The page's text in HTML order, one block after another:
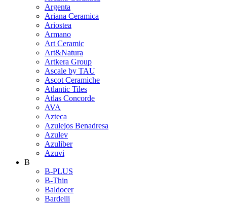
Argenta
Ariana Ceramica
Ariostea
Armano
Art Ceramic
Art&Natura
Artkera Group
Ascale by TAU
Ascot Ceramiche
Atlantic Tiles
Atlas Concorde
AVA
Azteca
Azulejos Benadresa
Azulev
Azuliber
Azuvi
B
B-PLUS
B-Thin
Baldocer
Bardelli